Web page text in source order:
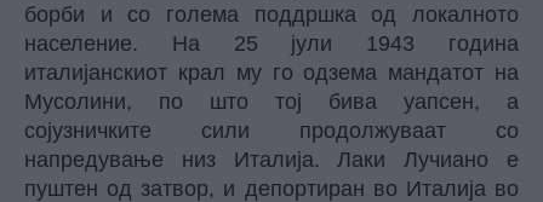
борби и со голема поддршка од локалното
население. На 25 јули 1943 година
италијанскиот крал му го одзема мандатот на
Мусолини, по што тој бива уапсен, а
сојузничките сили продолжуваат со
напредување низ Италија. Лаки Лучиано е
пуштен од затвор, и депортиран во Италија во